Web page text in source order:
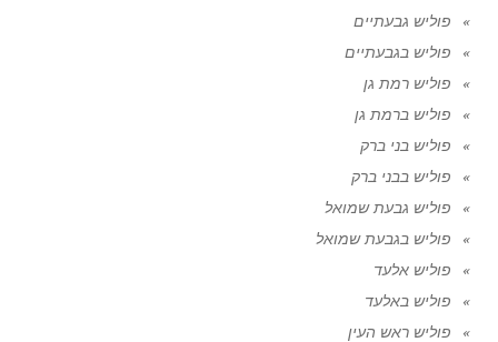
פוליש גבעתיים
פוליש בגבעתיים
פוליש רמת גן
פוליש ברמת גן
פוליש בני ברק
פוליש בבני ברק
פוליש גבעת שמואל
פוליש בגבעת שמואל
פוליש אלעד
פוליש באלעד
פוליש ראש העין